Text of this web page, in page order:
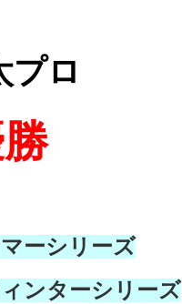
プロ
ーシリーズ
ンターシリーズ